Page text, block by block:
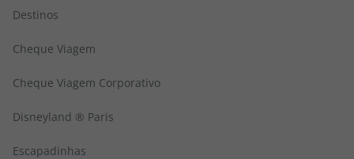
Destinos
Cheque Viagem
Cheque Viagem Corporativo
Disneyland ® Paris
Escapadinhas